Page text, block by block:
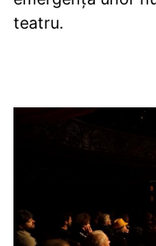
teatru.